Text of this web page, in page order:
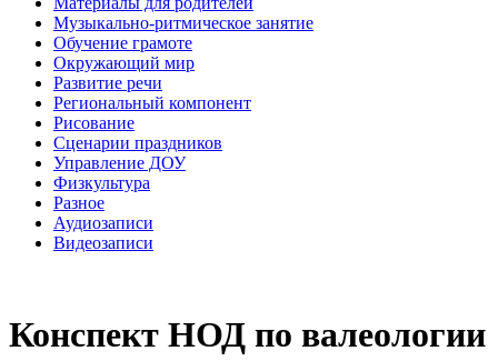
Музыкально-ритмическое занятие
Обучение грамоте
Окружающий мир
Развитие речи
Региональный компонент
Рисование
Сценарии праздников
Управление ДОУ
Физкультура
Разное
Аудиозаписи
Видеозаписи
Конспект НОД по валеологии